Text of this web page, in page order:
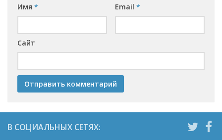
Имя * Email *
Сайт